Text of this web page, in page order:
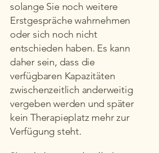
solange Sie noch weitere
Erstgespräche wahrnehmen
oder sich noch nicht
entschieden haben. Es kann
daher sein, dass die
verfügbaren Kapazitäten
zwischenzeitlich anderweitig
vergeben werden und später
kein Therapieplatz mehr zur
Verfügung steht.